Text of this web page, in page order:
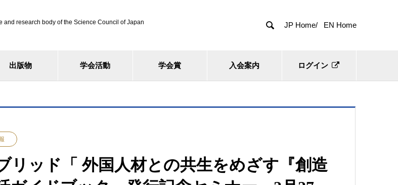
and research body of the Science Council of Japan
 JP Home/ EN Home
出版物 学会活動 学会賞 入会案内 ログイン
リッド「 外国人材との共生をめざす『創造